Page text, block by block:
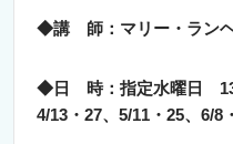
◆講 師：マリー・ラン
◆日 時：指定水曜日
4/13・27、5/11・25、6/8